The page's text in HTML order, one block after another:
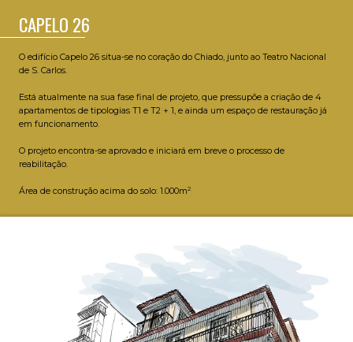
CAPELO 26
O edifício Capelo 26 situa-se no coração do Chiado, junto ao Teatro Nacional
de S. Carlos.
Está atualmente na sua fase final de projeto, que pressupõe a criação de 4
apartamentos de tipologias T1 e T2 + 1, e ainda um espaço de restauração já
em funcionamento.
O projeto encontra-se aprovado e iniciará em breve o processo de
reabilitação.
Área de construção acima do solo: 1.000m2